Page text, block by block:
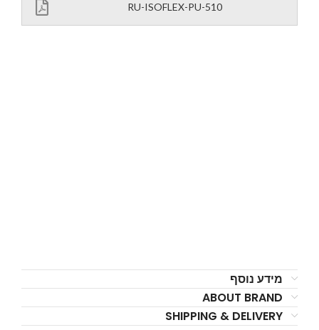
RU-ISOFLEX-PU-510
מידע נוסף
ABOUT BRAND
SHIPPING & DELIVERY